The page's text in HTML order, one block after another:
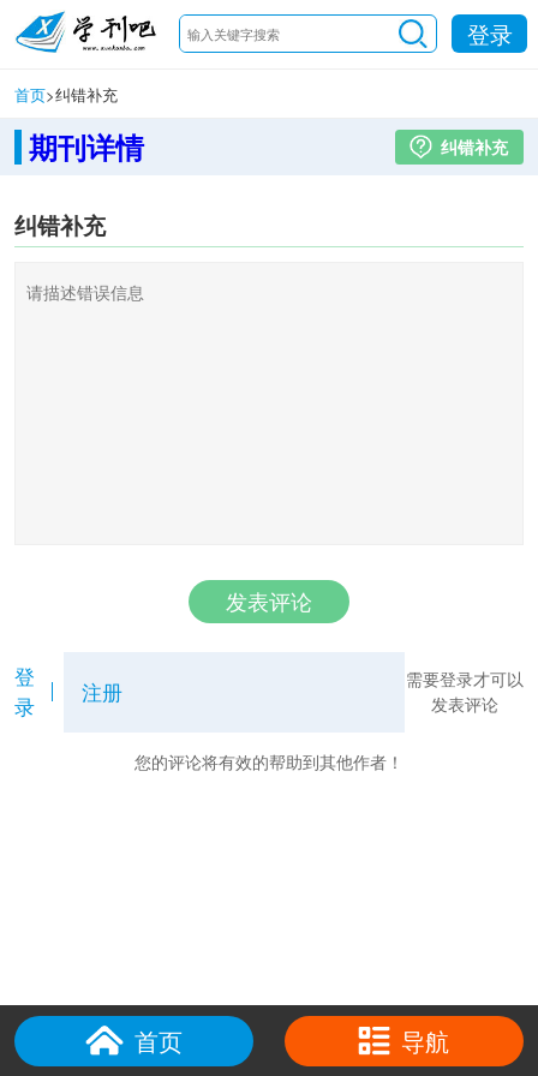
登录
首页>纠错补充
期刊详情 纠错补充
纠错补充
发表评论
登
录
注册
需要登录才可以
发表评论
您的评论将有效的帮助到其他作者！
首页 导航